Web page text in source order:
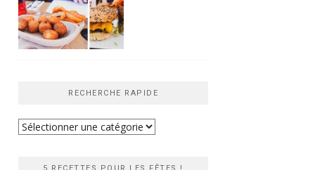
RECHERCHE RAPIDE
Recherche